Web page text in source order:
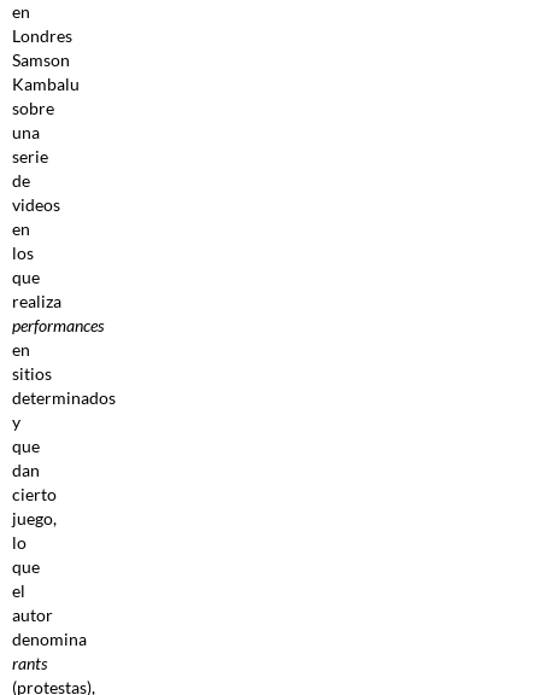
en
Londres
Samson
Kambalu
sobre
una
serie
de
videos
en
los
que
realiza
performances
en
sitios
determinados
y
que
dan
cierto
juego,
lo
que
el
autor
denomina
rants
(protestas),